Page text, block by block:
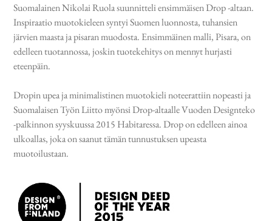
Suomalainen Nikolai Ruola suunnitteli ensimmäisen Drop -altaan.
Inspiraatio muotokieleen syntyi Suomen luonnosta, tuhansien
järvien maasta ja pisaran muodosta. Ensimmäinen malli, Pisara, on
edelleen tuotannossa, joskin tuotekehitys on mennyt hurjasti
eteenpäin.
Dropin upea ja minimalistinen muotokieli noteerattiin nopeasti ja
Suomalaisen Työn Liitto myönsi Drop-altaalle Vuoden Designteko
-palkinnon syyskuussa 2015 Habitaressa. Drop on edelleen ainoa
ulkoallas, joka on saanut tämän tunnustuksen upeasta
muotoilustaan.